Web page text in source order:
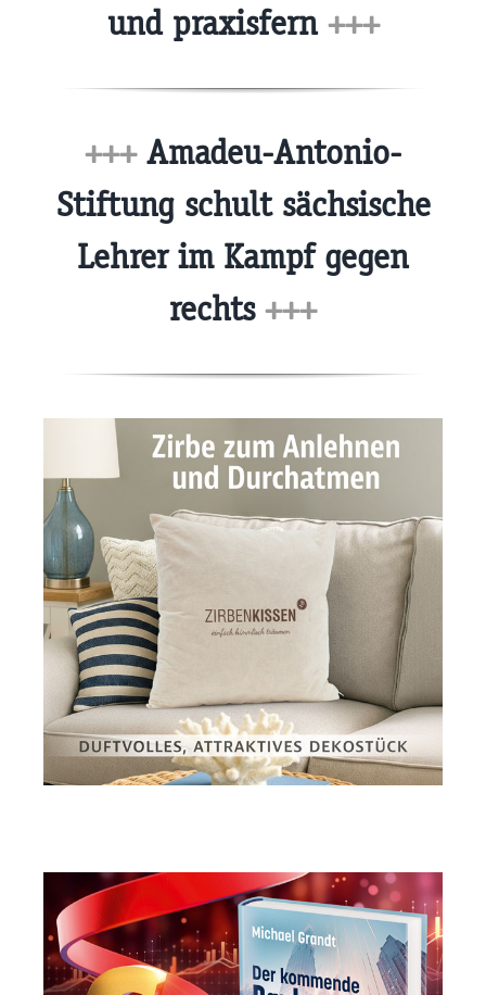
und praxisfern +++
+++Amadeu-Antonio-
Stiftung schult sächsische
Lehrer im Kampf gegen
rechts +++